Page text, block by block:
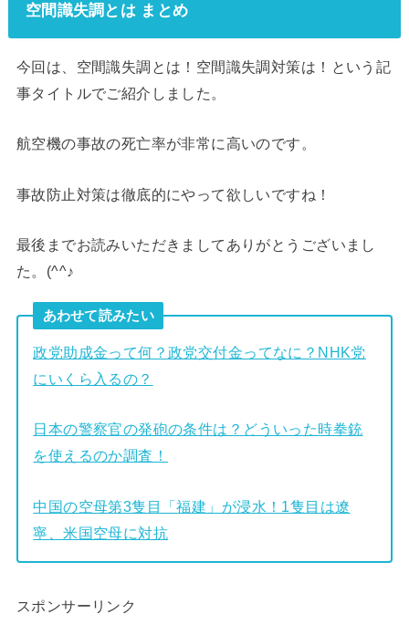
空間識失調とは まとめ
今回は、空間識失調とは！空間識失調対策は！という記
事タイトルでご紹介しました。
航空機の事故の死亡率が非常に高いのです。
事故防止対策は徹底的にやって欲しいですね！
最後までお読みいただきましてありがとうございまし
た。(^^♪
あわせて読みたい
政党助成金って何？政党交付金ってなに？NHK党
にいくら入るの？
日本の警察官の発砲の条件は？どういった時拳銃
を使えるのか調査！
中国の空母第3隻目「福建」が浸水！1隻目は遼
寧、米国空母に対抗
スポンサーリンク